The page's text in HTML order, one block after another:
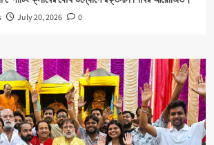
July 20, 2026 0